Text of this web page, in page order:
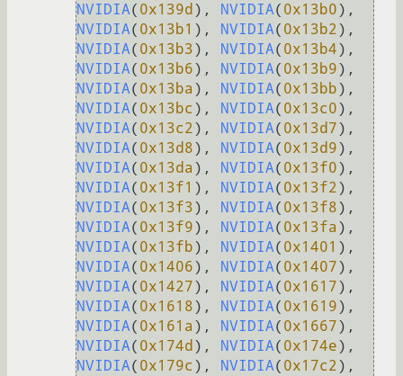
NVIDIA( 0x139d ), NVIDIA( 0x13b0
NVIDIA( 0x13b1 ), NVIDIA( 0x13b2
NVIDIA( 0x13b3), NVIDIA( 0x13b4
NVIDIA( 0x13b6), NVIDIA( 0x13b9
NVIDIA( 0x13ba ), NVIDIA( 0x13bb
NVIDIA( 0x13bc), NVIDIA( 0x13c0
NVIDIA( 0x13c2), NVIDIA( 0x13d7
NVIDIA( 0x13d8), NVIDIA( 0x13d9
NVIDIA( 0x13da ), NVIDIA( 0x13f0
NVIDIA( 0x13f1 ), NVIDIA( 0x13f2
NVIDIA( 0x13f3), NVIDIA( 0x13f8
NVIDIA( 0x13f9), NVIDIA( 0x13fa
NVIDIA( 0x13fb), NVIDIA( 0x1401
NVIDIA( 0x1406), NVIDIA( 0x1407
NVIDIA( 0x1427), NVIDIA( 0x1617
NVIDIA( 0x1618), NVIDIA( 0x1619
NVIDIA( 0x161a ), NVIDIA( 0x1667
NVIDIA( 0x174d ), NVIDIA( 0x174e
NVIDIA( 0x179c), NVIDIA( 0x17c2